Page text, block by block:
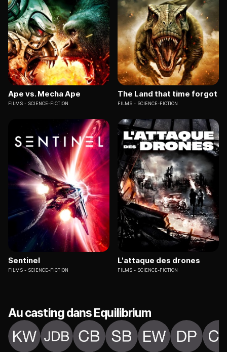
Ape vs. Mecha Ape
FILMS SCIENCE-FICTION
The Land that time forgot
FILMS SCIENCE-FICTION
Sentinel
FILMS SCIENCE-FICTION
L'attaque des drones
FILMS SCIENCE-FICTION
Au casting dans Equilibrium